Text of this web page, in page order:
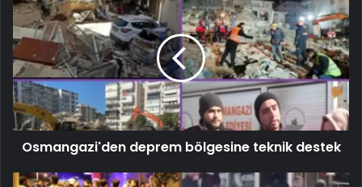
Osmangazi'den deprem bölgesine teknik destek